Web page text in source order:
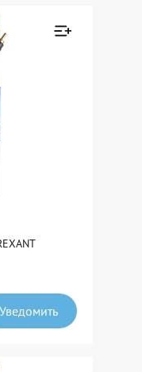
добавлен к
Уведомить